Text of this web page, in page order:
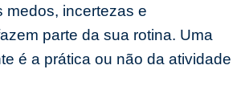
medos, incertezas e
parte da sua rotina. Uma
é a prática ou não da atividade